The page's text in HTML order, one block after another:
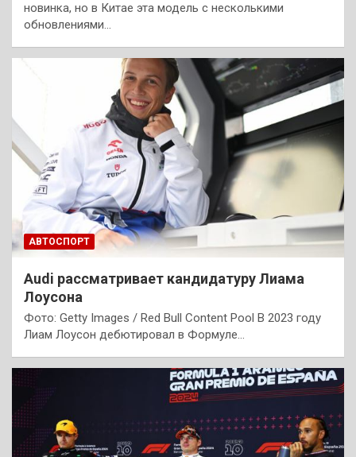
новинка, но в Китае эта модель с несколькими
обновлениями…
АВТОСПОРТ
Audi рассматривает кандидатуру Лиама
Лоусона
Фото: Getty Images / Red Bull Content Pool В 2023 году
Лиам Лоусон дебютировал в Формуле…